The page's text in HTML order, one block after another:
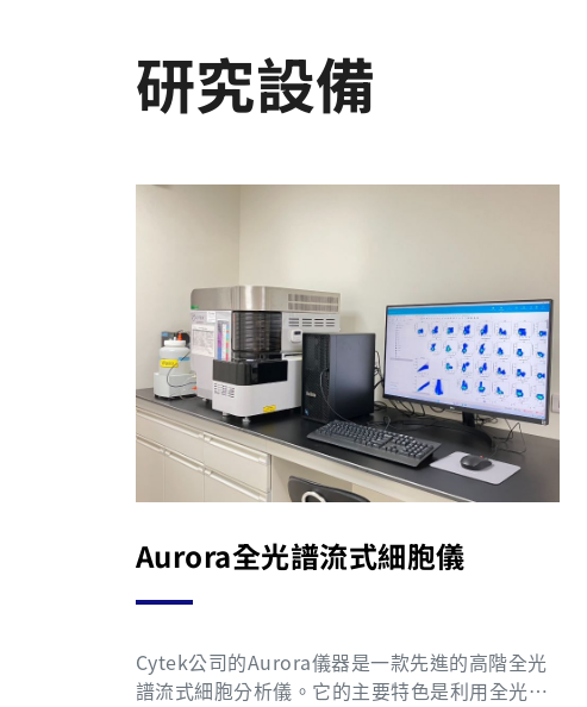
研究設備
Aurora全光譜流式細胞儀
Cytek公司的Aurora儀器是一款先進的高階全光
譜流式細胞分析儀。它的主要特色是利用全光譜